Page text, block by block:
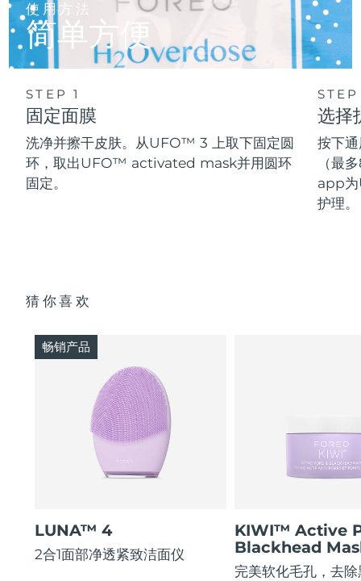
使用方法
简单方便
STEP 1
固定面膜
洗净并擦干皮肤。从UFO™ 3 上取下固定圆
环，取出UFO™ activated mask并用圆环
固定。
选择
按下
（最
app
护理。
猜你喜欢
LUNA™ 4
2合1面部净透紧致洁面仪
畅销产品
KIWI™ Active
Blackhead
完美软化毛孔，去